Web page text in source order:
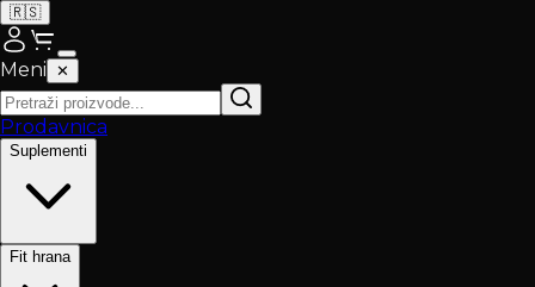
🇷🇸
Meni ✕
Prodavnica
Suplementi
Fit hrana